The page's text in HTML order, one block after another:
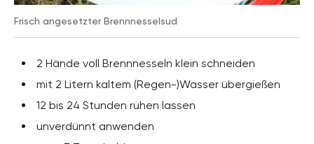
Frisch angesetzter Brennnesselsud
2 Hände voll Brennnesseln klein schneiden
mit 2 Litern kaltem (Regen-)Wasser übergießen
12 bis 24 Stunden ruhen lassen
unverdünnt anwenden